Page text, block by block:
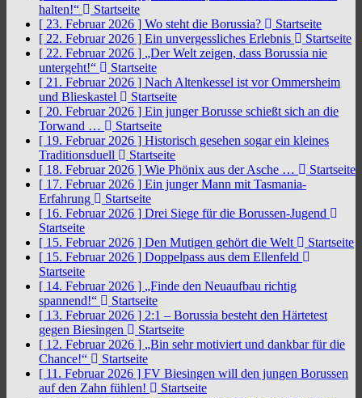
halten!“
Startseite
[ 23. Februar 2026 ] Wo steht die Borussia?
Startseite
[ 22. Februar 2026 ] Ein unvergessliches Erlebnis
Startseite
[ 22. Februar 2026 ] „Der Welt zeigen, dass Borussia nie
untergeht!“
Startseite
[ 21. Februar 2026 ] Nach Altenkessel ist vor Ommersheim
und Blieskastel
Startseite
[ 20. Februar 2026 ] Ein junger Borusse schießt sich an die
Torwand …
Startseite
[ 19. Februar 2026 ] Historisch gesehen sogar ein kleines
Traditionsduell
Startseite
[ 18. Februar 2026 ] Wie Phönix aus der Asche …
Startseite
[ 17. Februar 2026 ] Ein junger Mann mit Tasmania-
Erfahrung
Startseite
[ 16. Februar 2026 ] Drei Siege für die Borussen-Jugend
Startseite
[ 15. Februar 2026 ] Den Mutigen gehört die Welt
Startseite
[ 15. Februar 2026 ] Doppelpass aus dem Ellenfeld
Startseite
[ 14. Februar 2026 ] „Finde den Neuaufbau richtig
spannend!“
Startseite
[ 13. Februar 2026 ] 2:1 – Borussia besteht den Härtetest
gegen Biesingen
Startseite
[ 12. Februar 2026 ] „Bin sehr motiviert und dankbar für die
Chance!“
Startseite
[ 11. Februar 2026 ] FV Biesingen will den jungen Borussen
auf den Zahn fühlen!
Startseite